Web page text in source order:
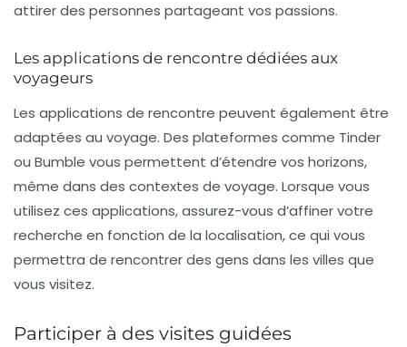
attirer des personnes partageant vos passions.
Les applications de rencontre dédiées aux
voyageurs
Les applications de rencontre peuvent également être
adaptées au voyage. Des plateformes comme Tinder
ou Bumble vous permettent d’étendre vos horizons,
même dans des contextes de voyage. Lorsque vous
utilisez ces applications, assurez-vous d’affiner votre
recherche en fonction de la localisation, ce qui vous
permettra de rencontrer des gens dans les villes que
vous visitez.
Participer à des visites guidées